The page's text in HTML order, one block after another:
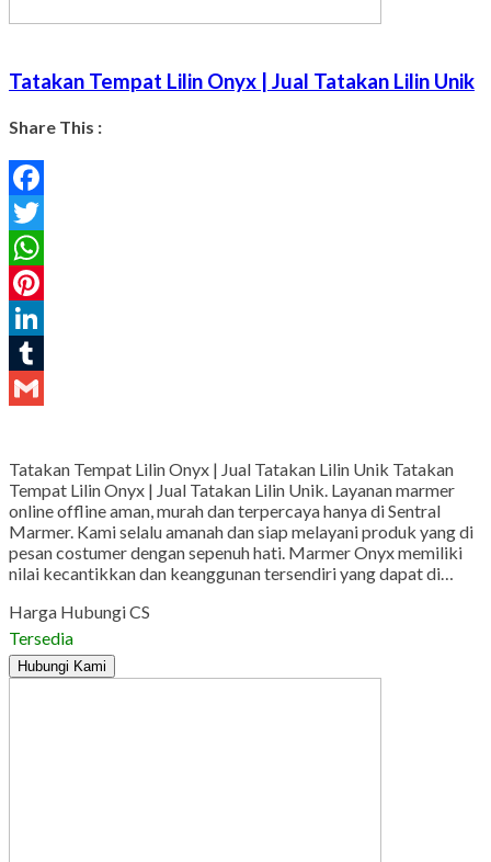
Tatakan Tempat Lilin Onyx | Jual Tatakan Lilin Unik
Share This :
Facebook
Twitter
WhatsApp
Pinterest
LinkedIn
Tumblr
Tatakan Tempat Lilin Onyx | Jual Tatakan Lilin Unik Tatakan
Tempat Lilin Onyx | Jual Tatakan Lilin Unik. Layanan marmer
online offline aman, murah dan terpercaya hanya di Sentral
Marmer. Kami selalu amanah dan siap melayani produk yang di
pesan costumer dengan sepenuh hati. Marmer Onyx memiliki
nilai kecantikkan dan keanggunan tersendiri yang dapat di…
Harga Hubungi CS
Tersedia
Hubungi Kami